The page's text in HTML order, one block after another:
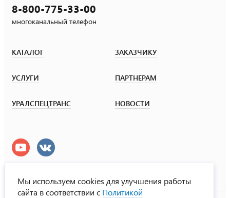
8-800-775-33-00
многоканальный телефон
КАТАЛОГ ЗАКАЗЧИКУ
УСЛУГИ ПАРТНЕРАМ
УРАЛСПЕЦТРАНС НОВОСТИ
Мы используем cookies для улучшения работы
сайта в соответствии с Политикой